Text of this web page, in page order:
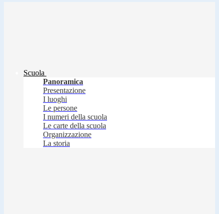
Scuola
Panoramica
Presentazione
I luoghi
Le persone
I numeri della scuola
Le carte della scuola
Organizzazione
La storia